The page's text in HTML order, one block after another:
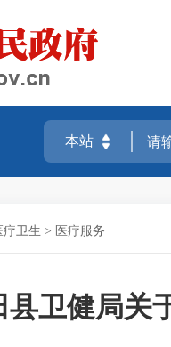
疗卫生 > 医疗服务
县卫健局关